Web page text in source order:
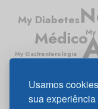
Usamos
sua
Médico
My Diabetes
My Gastrenterologia